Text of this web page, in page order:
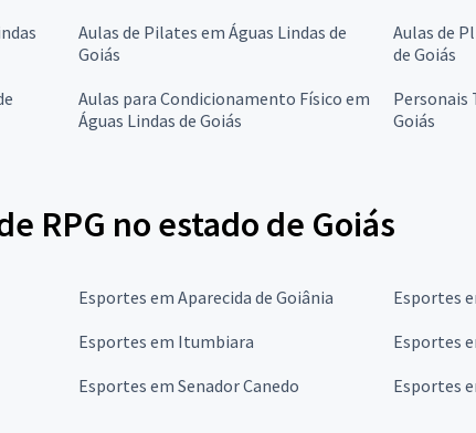
Aulas de Pilates em Águas Lindas de
Goiás
Aulas de
de Goiás
Aulas para Condicionamento Físico em
Águas Lindas de Goiás
Personais
Goiás
RPG no estado de Goiás
Esportes em Aparecida de Goiânia Esportes
Esportes em Itumbiara Esportes
Esportes em Senador Canedo Esportes